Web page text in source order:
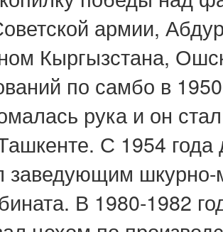
армии,
Кыргызстана,
по самбо в
рука и он
С 1954
заведующим шкурно-
В 1980-1982